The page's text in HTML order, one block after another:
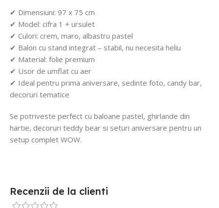
✔ Dimensiuni: 97 x 75 cm
✔ Model: cifra 1 + ursulet
✔ Culori: crem, maro, albastru pastel
✔ Balon cu stand integrat – stabil, nu necesita heliu
✔ Material: folie premium
✔ Usor de umflat cu aer
✔ Ideal pentru prima aniversare, sedinte foto, candy bar,
decoruri tematice
Se potriveste perfect cu baloane pastel, ghirlande din
hartie, decoruri teddy bear si seturi aniversare pentru un
setup complet WOW.
Recenzii de la clienti